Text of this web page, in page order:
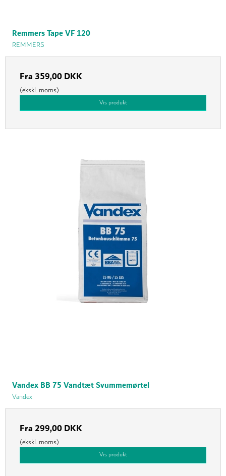
Remmers Tape VF 120
REMMERS
Fra 359,00 DKK
(ekskl. moms)
Vis produkt
Vandex BB 75 Vandtæt Svummemørtel
Vandex
Fra299,00 DKK
(ekskl. moms)
Vis produkt